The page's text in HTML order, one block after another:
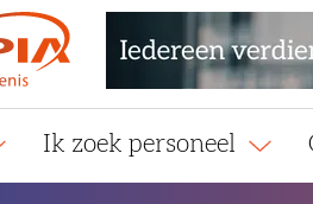
Ik zoek personeel